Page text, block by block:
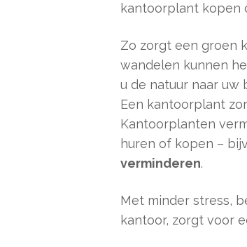
kantoorplant kopen
Zo zorgt een groen
wandelen kunnen
u de natuur naar uw
Een kantoorplant
Kantoorplanten
huren of kopen –
verminderen.
Met minder stress,
kantoor, zorgt voor